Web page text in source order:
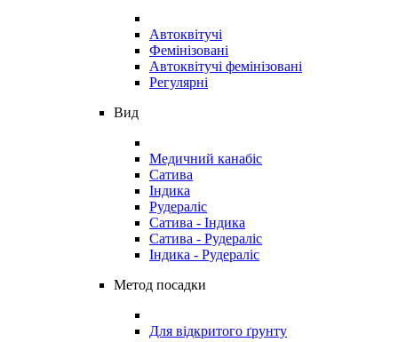
Автоквітучі
Фемінізовані
Автоквітучі фемінізовані
Регулярні
Вид
Медичний канабіс
Сатива
Індика
Рудераліс
Сатива - Індика
Сатива - Рудераліс
Індика - Рудераліс
Метод посадки
Для відкритого ґрунту